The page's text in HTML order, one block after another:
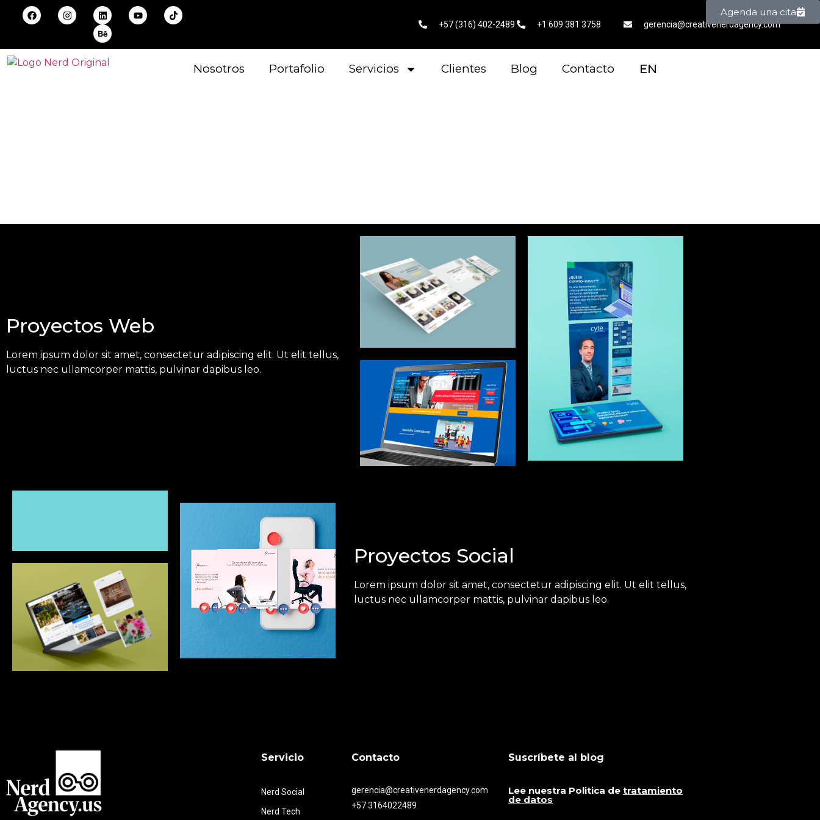
+57 (316) 402-2489 +1 609 381 3758 gerencia@creativenerdagency.com
Nosotros Portafolio Servicios Clientes Blog Contacto EN
Agenda una cita
Proyectos Web
Lorem ipsum dolor sit amet, consectetur adipiscing elit. Ut elit tellus,
luctus nec ullamcorper mattis, pulvinar dapibus leo.
Proyectos Social
Lorem ipsum dolor sit amet, consectetur adipiscing elit. Ut elit tellus,
luctus nec ullamcorper mattis, pulvinar dapibus leo.
Servicio
Nerd Social
Nerd Tech
Contacto
gerencia@creativenerdagency.com
+57 3164022489
Suscríbete al blog
Lee nuestra Politica de tratamiento
de datos